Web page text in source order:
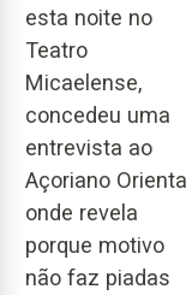
esta noite no
Teatro
Micaelense,
concedeu uma
entrevista ao
Açoriano Oriental
onde revela
porque motivo
não faz piadas